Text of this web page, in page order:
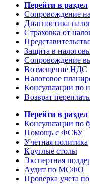
Перейти в раздел
Сопровождение
Диагностика
Страховка от
Защита в
Сопровождение
Возмещение НДС
Налоговое
Консультации по
Возврат
Перейти в раздел
Консультации по
Помощь с ФСБУ
Учетная политика
Круглые столы
Экспертная
Аудит по МСФО
Проверка учета